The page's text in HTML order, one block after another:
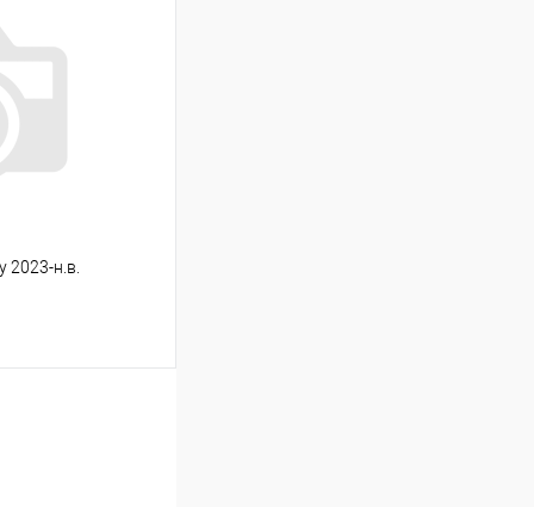
Сравнение
Под заказ
2023-н.в.